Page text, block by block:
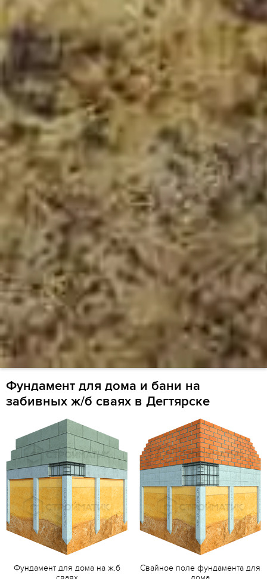
Фундамент для дома и бани на
забивных ж/б сваях в Дегтярске
Фундамент для дома на ж.б
Свайное поле фундамента для